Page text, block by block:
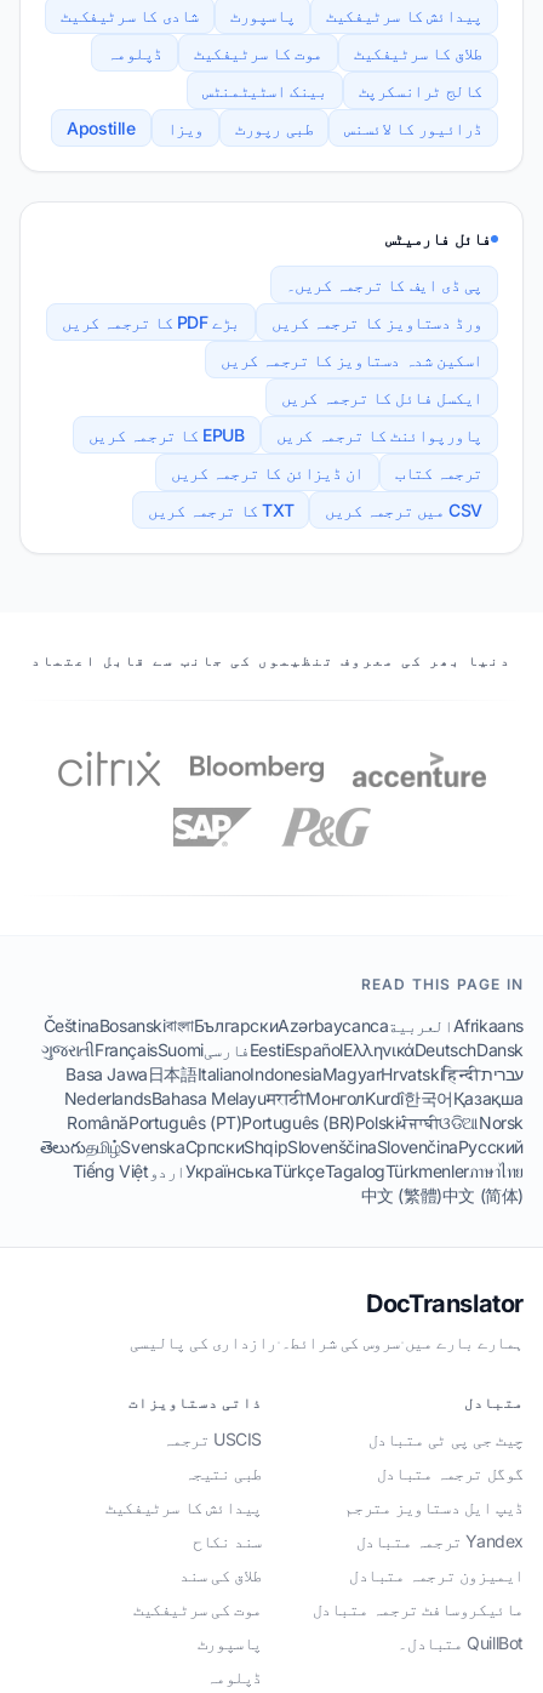
پیدائش کا سرٹیفکیٹ پاسپورٹ
شادی کا سرٹیفکیٹ
طلاق کا سرٹیفکیٹ
موت کا سرٹیفکیٹ
ڈپلومہ
کالج ٹرانسکرپٹ
بینک اسٹیٹمنٹس
ڈرائیور کا لائسنس
طبی رپورٹ ویزا Apostille
فائل فارمیٹس
پی ڈی ایف کا ترجمہ کریں۔
ورڈ دستاویز کا ترجمہ کریں
بڑے PDF کا ترجمہ کریں
اسکین شدہ دستاویز کا ترجمہ کریں
ایکسل فائل کا ترجمہ کریں
پاورپوائنٹ کا ترجمہ کریں
EPUB کا ترجمہ کریں
ترجمہ کتاب
ان ڈیزائن کا ترجمہ کریں
CSV میں ترجمہ کریں
TXT کا ترجمہ کریں
ہمارے پارٹنرز
دنیا بھر کی معروف تنظیموں کی جانب سے قابل اعتماد
READ THIS PAGE IN
Afrikaans العربيةAzərbaycanca
Български
বাংলা
Bosanski
Čeština
Dansk
Deutsch
Ελληνικά
Español
EestiفارسیSuomi
Français
ગુજરાતી
עבריתहिन्दी
Hrvatski
Magyar
Indonesia
Italiano
日本語
Basa Jawa
Қазақша
한국어
Kurdî
Монгол
मराठी
Bahasa Melayu
Nederlands
Norsk
ଓଡିଆ
ਪੰਜਾਬੀ
Polski
Português (BR)
Português (PT)
Română
Русский
Slovenčina
Slovenščina
Shqip
Српски
Svenska
தமிழ்
తెలుగు
ภาษาไทย
Türkmenler
Tagalog
Türkçe
Українськаاردو Tiếng Việt
中文 (简体)
中文 (繁體)
DocTranslator
ہمارے بارے میں·سروس کی شرائط۔ ·رازداری کی پالیسی
متبادل
چیٹ جی پی ٹی متبادل
گوگل ترجمہ متبادل
ڈیپ ایل دستاویز مترجم
Yandex ترجمہ متبادل
ایمیزون ترجمہ متبادل
مائیکروسافٹ ترجمہ متبادل
QuillBot متبادل۔
ذاتی دستاویزات
USCIS ترجمہ
طبی نتیجہ
پیدائش کا سرٹیفکیٹ
سند نکاح
طلاق کی سند
موت کی سرٹیفکیٹ
پاسپورٹ
ڈپلومہ